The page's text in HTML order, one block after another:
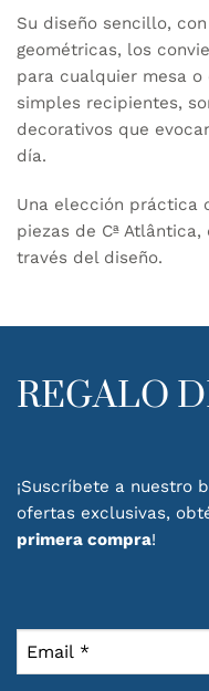
Su diseño sencillo,
geométricas, los
para cualquier mesa o
simples recipientes,
decorativos que
día.
Una elección práctica
piezas de Cª
través del diseño.
REGALO
¡Suscríbete a nuestro
ofertas exclusivas,
primera compra!